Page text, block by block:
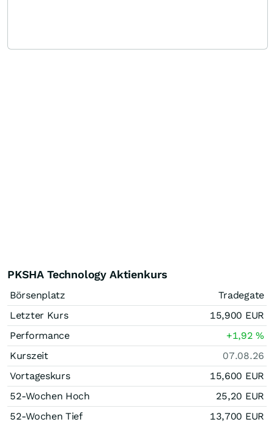
PKSHA Technology Aktienkurs
Börsenplatz
Tradegate
Letzter Kurs
15,900 EUR
Performance
+1,92%
Kurszeit
07.08.26
Vortageskurs
15,600 EUR
52-Wochen Hoch
25,20 EUR
52-Wochen Tief
13,700 EUR